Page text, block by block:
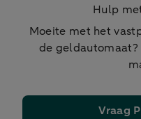
Hulp
Moeite met het
de geldautomaat?
Vraag